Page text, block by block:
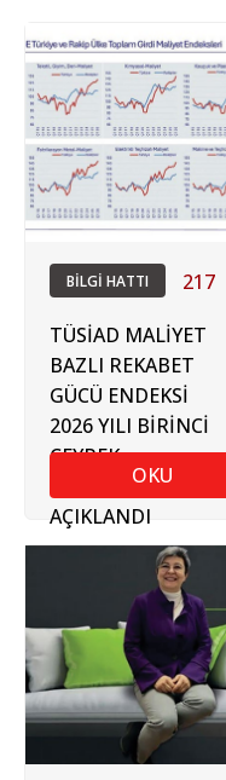
BİLGİ HATTI 217
TÜSİAD MALİYET
BAZLI REKABET
GÜCÜ ENDEKSİ
2026 YILI BİRİNCİ
ÇEYREK
SONUÇLARI
AÇIKLANDI
OKU